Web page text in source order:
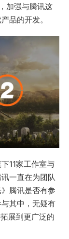
加强与腾讯这
品的开发。
11家工作室与
一直在为团队
腾讯是否有参
其中，无疑有
展到更广泛的